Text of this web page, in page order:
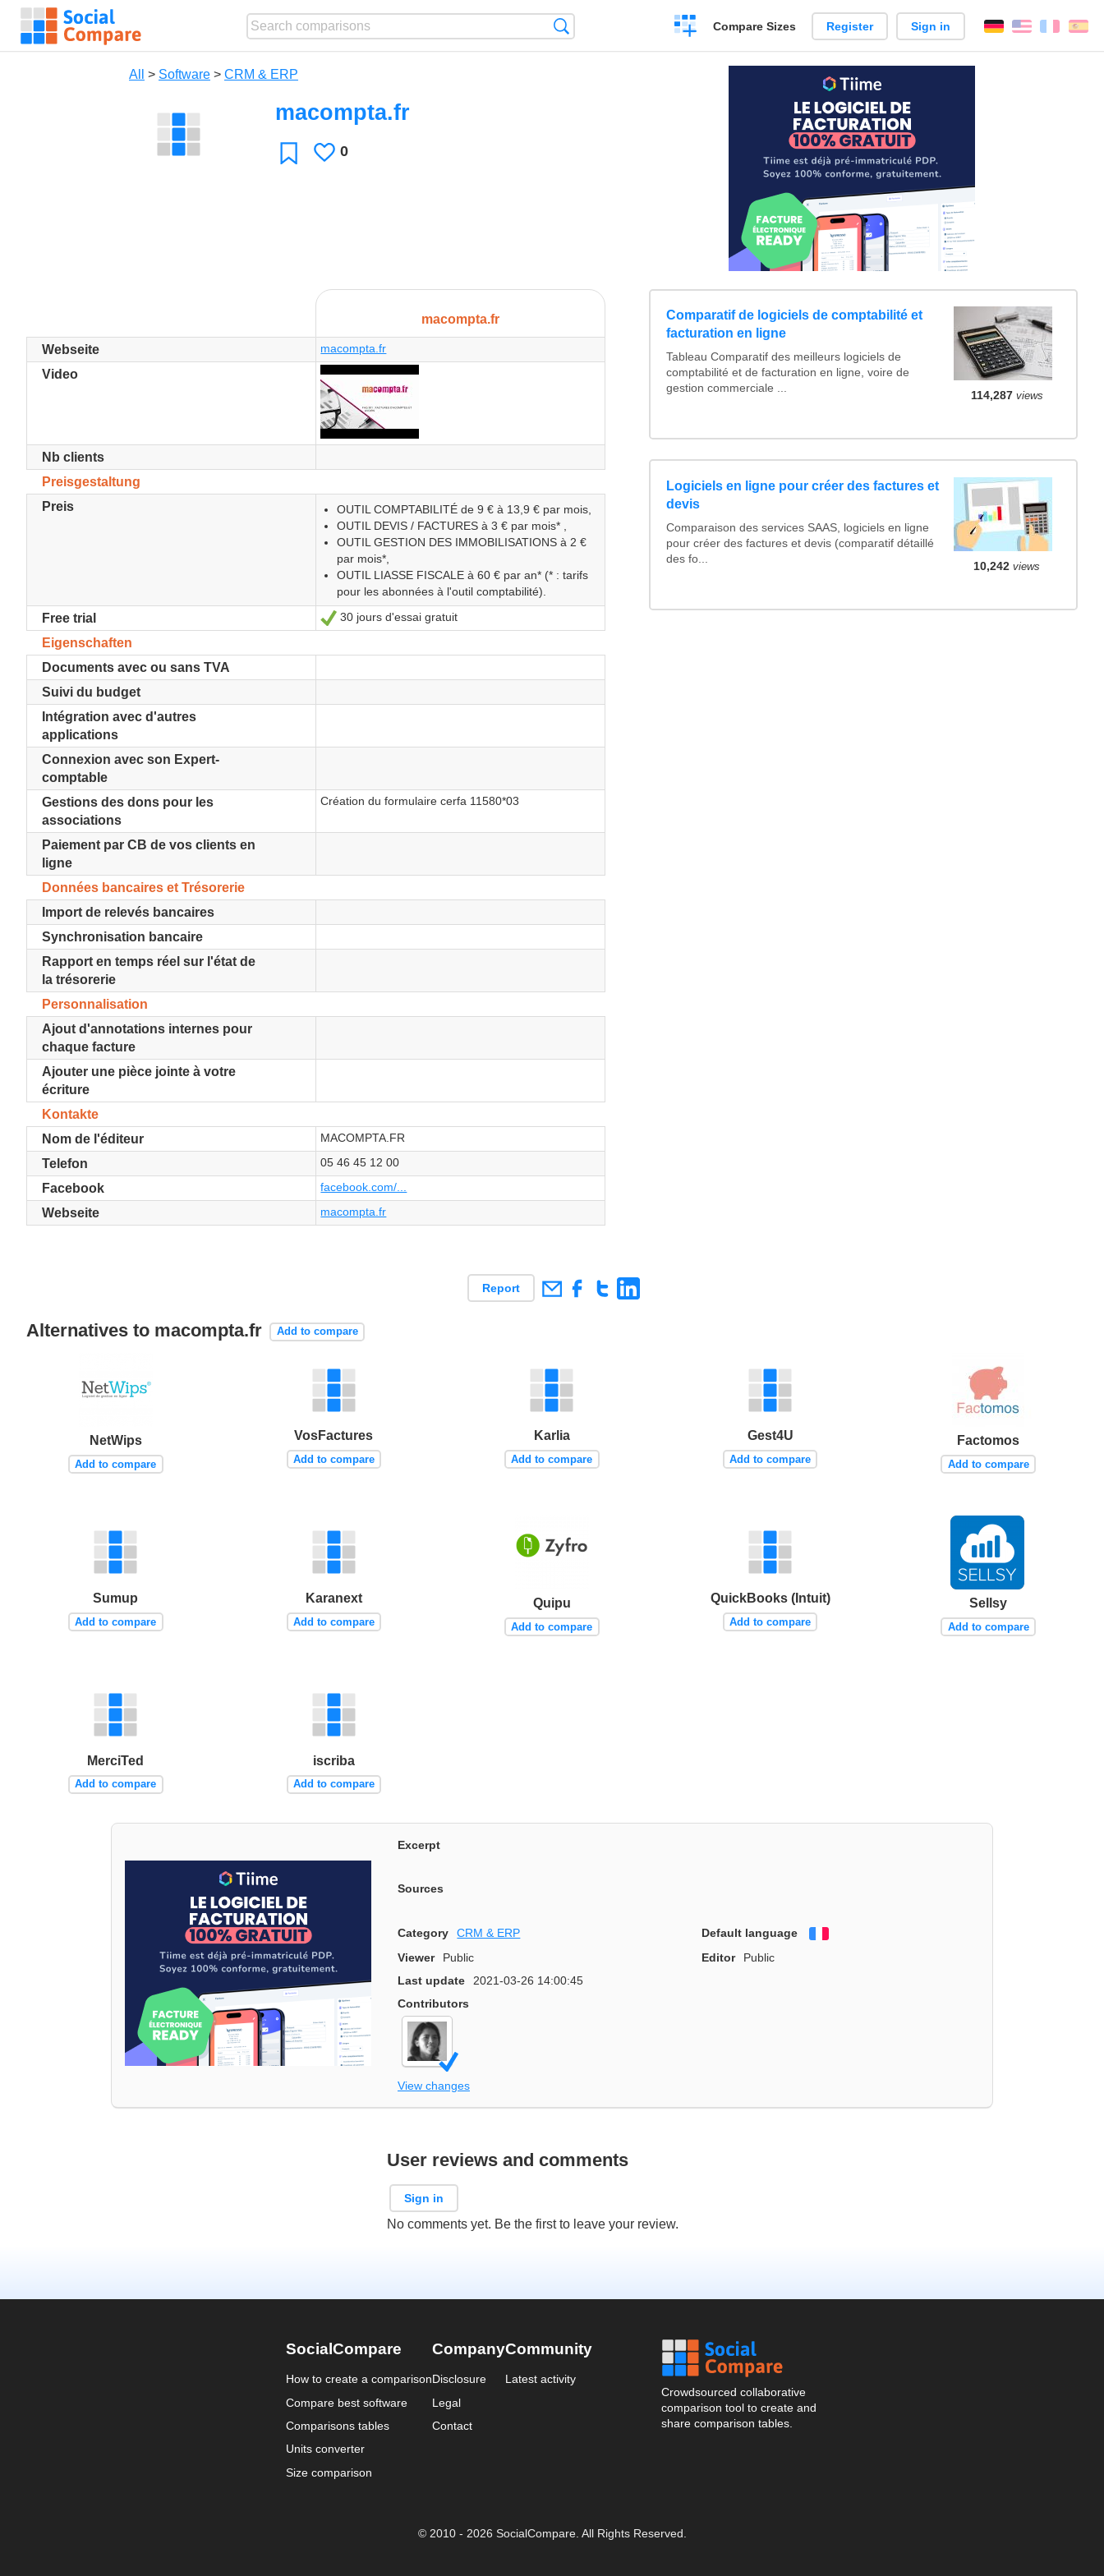
Create
a
comparison
Compare Sizes Register Sign in English
All > Software > CRM & ERP
macompta.fr
FavoriteLikes
0
macompta.fr
Webseite macompta.fr
Video
Nb clients
Preisgestaltung
Preis
OUTIL COMPTABILITÉ de 9 € à 13,9 € par mois,
OUTIL DEVIS / FACTURES à 3 € par mois* ,
OUTIL GESTION DES IMMOBILISATIONS à 2 €
par mois*,
OUTIL LIASSE FISCALE à 60 € par an* (* : tarifs
pour les abonnées à l'outil comptabilité).
Free trial Ja
30 jours d'essai gratuit
Eigenschaften
Documents avec ou sans TVA
Suivi du budget
Intégration avec d'autres
applications
Connexion avec son Expert-
comptable
Gestions des dons pour les
associations
Création du formulaire cerfa 11580*03
Paiement par CB de vos clients en
ligne
Données bancaires et Trésorerie
Import de relevés bancaires
Synchronisation bancaire
Rapport en temps réel sur l'état de
la trésorerie
Personnalisation
Ajout d'annotations internes pour
chaque facture
Ajouter une pièce jointe à votre
écriture
Kontakte
Nom de l'éditeur
MACOMPTA.FR
Telefon 05 46 45 12 00
Facebook facebook.com/...
Webseite macompta.fr
Comparatif de logiciels de comptabilité et
facturation en ligne
Tableau Comparatif des meilleurs logiciels de
comptabilité et de facturation en ligne, voire de
gestion commerciale ...
114,287 views
Logiciels en ligne pour créer des factures et
devis
Comparaison des services SAAS, logiciels en ligne
pour créer des factures et devis (comparatif détaillé
des fo...
10,242views
Report
Alternatives to macompta.fr Add to compare
NetWips
Add to compare
VosFactures
Add to compare
Karlia
Add to compare
Gest4U
Add to compare
Factomos
Add to compare
Sumup
Add to compare
Karanext
Add to compare
Quipu
Add to compare
QuickBooks (Intuit)
Add to compare
Sellsy
Add to compare
MerciTed
Add to compare
iscriba
Add to compare
Excerpt
Sources
Category CRM & ERP Default language
Viewer
Public Editor
Public
Last update
2021-03-26 14:00:45
Contributors
View changes
User reviews and comments
Sign in
No comments yet. Be the first to leave your review.
SocialCompare
How to create a comparison
Compare best software
Comparisons tables
Units converter
Size comparison
Company
Disclosure
Legal
Contact
Community
Latest activity
Crowdsourced collaborative
comparison tool to create and
share comparison tables.
© 2010 - 2026 SocialCompare. All Rights Reserved.